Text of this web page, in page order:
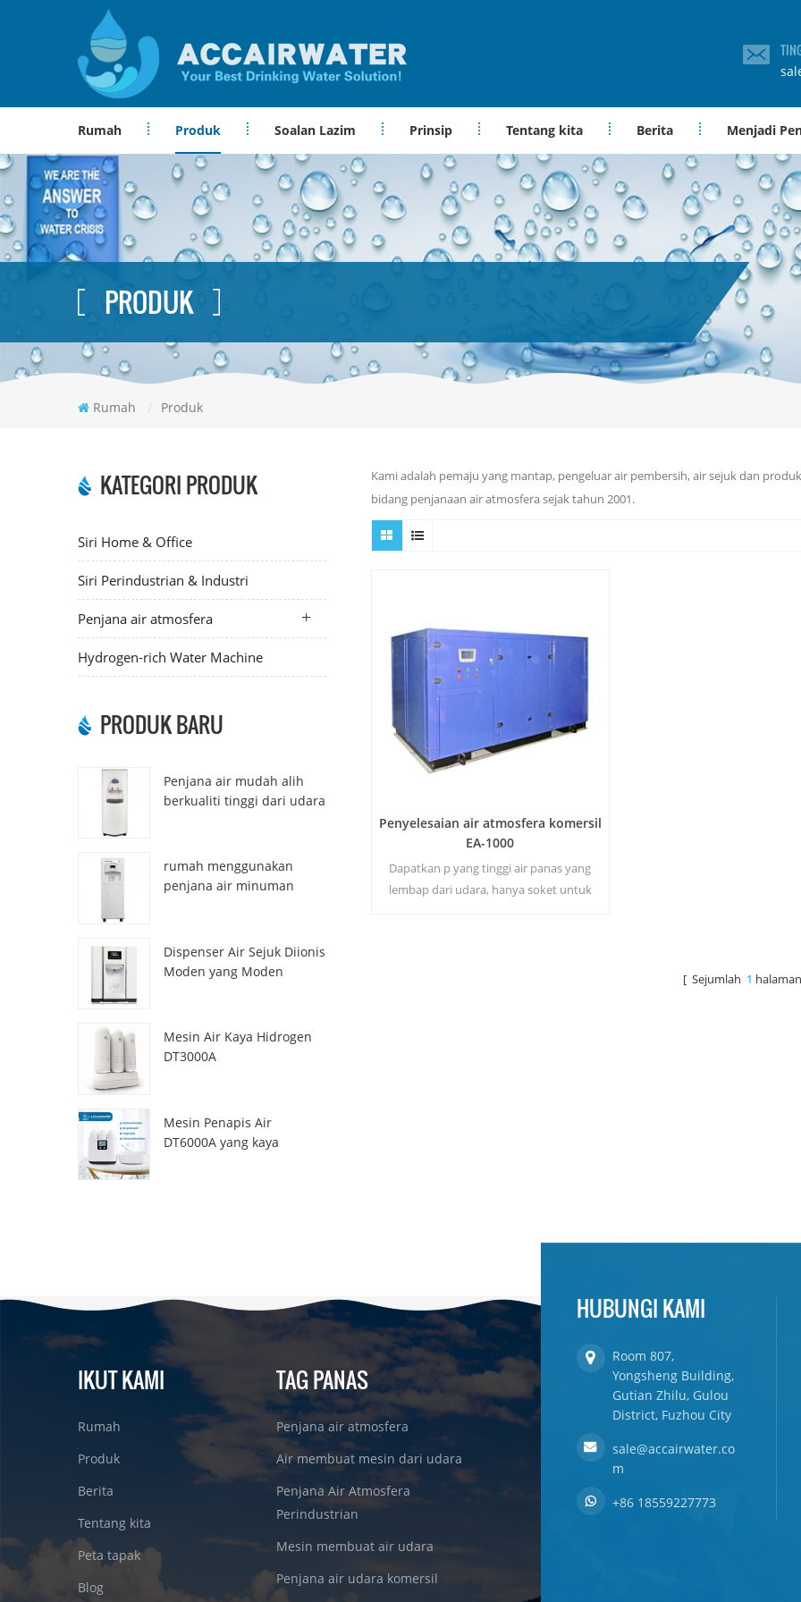
Rumah Produk Soalan Lazim Prinsip Tentang kita Berita Menjadi
PRODUK
Rumah / Produk
KATEGORI PRODUK
Siri Home & Office
Siri Perindustrian & Industri
Penjana air atmosfera
Hydrogen-rich Water Machine
PRODUK BARU
Penjana air mudah alih
berkualiti tinggi dari udara
rumah menggunakan
penjana air minuman
Dispenser Air Sejuk Diionis
Moden yang Moden
Mesin Air Kaya Hidrogen
DT3000A
Mesin Penapis Air
DT6000A yang kaya
Kami adalah pemaju yang mantap, pengeluar air pembersih, air sejuk dan
bidang penjanaan air atmosfera sejak tahun 2001.
Penyelesaian air atmosfera komersil
EA-1000
Dapatkan p yang tinggi air panas yang
lembap dari udara, hanya soket untuk
[ Sejumlah 1
IKUT KAMI
Rumah
Produk
Berita
Tentang kita
Peta tapak
Blog
TAG PANAS
Penjana air atmosfera
Air membuat mesin dari udara
Penjana Air Atmosfera
Perindustrian
Mesin membuat air udara
Penjana air udara komersil
HUBUNGI KAMI
Room 807,
Yongsheng Building,
Gutian Zhilu, Gulou
District, Fuzhou City
sale@accairwater.co
m
+86 18559227773